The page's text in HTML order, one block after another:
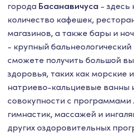
города Басанавичуса - здесь
количество кафешек,
магазинов, а также бары и
- крупный
сможете получить большой
здоровья, таких как морские
натриево-кальциевые ванны
совокупности с программами
гимнастик, массажей и
других оздоровительных